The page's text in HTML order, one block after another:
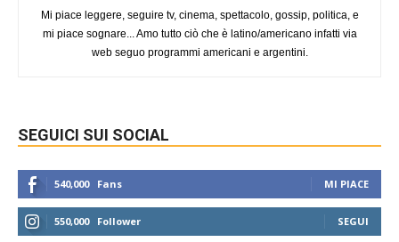
Mi piace leggere, seguire tv, cinema, spettacolo, gossip, politica, e
mi piace sognare... Amo tutto ciò che è latino/americano infatti via
web seguo programmi americani e argentini.
SEGUICI SUI SOCIAL
540,000 Fans MI PIACE
550,000 Follower SEGUI